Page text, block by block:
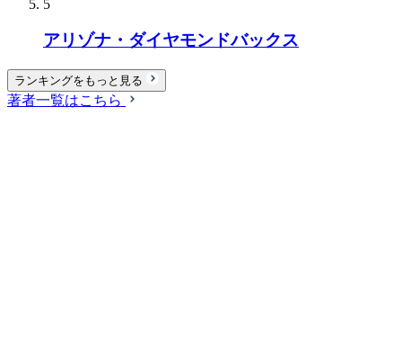
5
アリゾナ・ダイヤモンドバックス
ランキングをもっと見る
著者一覧はこちら